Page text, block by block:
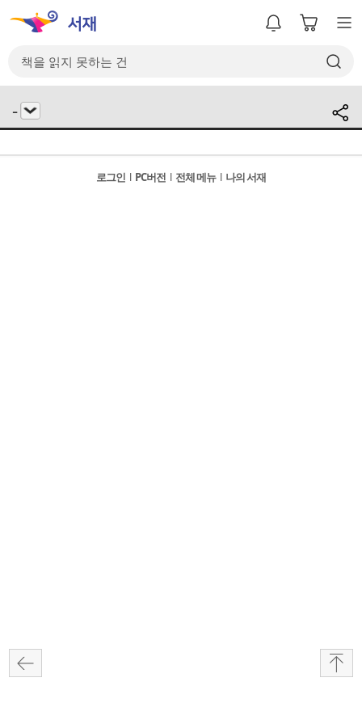
-
로그인 l PC버전 l 전체 메뉴 l 나의 서재